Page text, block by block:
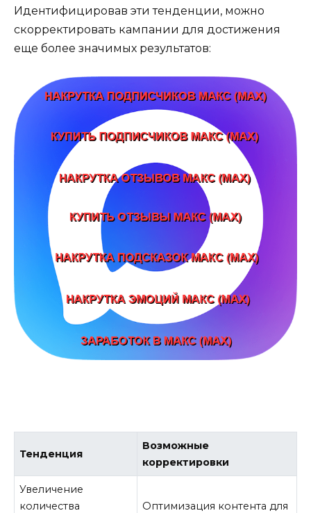
Идентифицировав эти тенденции, можно
скорректировать кампании для достижения
еще более значимых результатов:
Тенденция
Возможные
корректировки
Увеличение
количества
Оптимизация контента для